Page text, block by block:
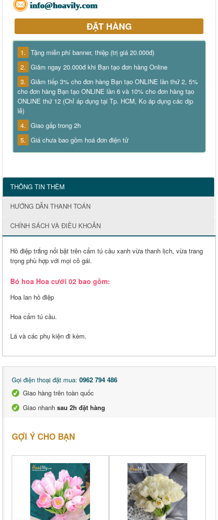
info@hoavily.com
ĐẶT HÀNG
1. Tặng miễn phí banner, thiệp (trị giá 20.000đ)
2. Giảm ngay 20.000đ khi Bạn tạo đơn hàng Online
3. Giảm tiếp 3% cho đơn hàng Bạn tạo ONLINE lần thứ 2, 5%
cho đơn hàng Bạn tạo ONLINE lần 6 và 10% cho đơn hàng tạo
ONLINE thứ 12 (Chỉ áp dụng tại Tp. HCM, Ko áp dụng các dịp
lễ)
4. Giao gấp trong 2h
5. Giá chưa bao gồm hoá đơn điện tử
THÔNG TIN THÊM
HƯỚNG DẪN THANH TOÁN
CHÍNH SÁCH VÀ ĐIỀU KHOẢN
Hồ điệp trắng nổi bật trên cẩm tú cầu xanh vừa thanh lịch, vừa trang
trọng phù hợp với mọi cô gái.
Bó hoa Hoa cưới 02 bao gồm:
Hoa lan hồ điệp
Hoa cẩm tú cầu.
Lá và các phụ kiện đi kèm.
Gọi điện thoại đặt mua: 0962 794 486
Giao hàng trên toàn quốc
Giao nhanh sau 2h đặt hàng
GỢI Ý CHO BẠN